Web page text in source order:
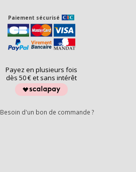
Paiement sécurisé
Payez en plusieurs fois
dès 50 € et sans intérêt
Besoin d'un bon de commande ?